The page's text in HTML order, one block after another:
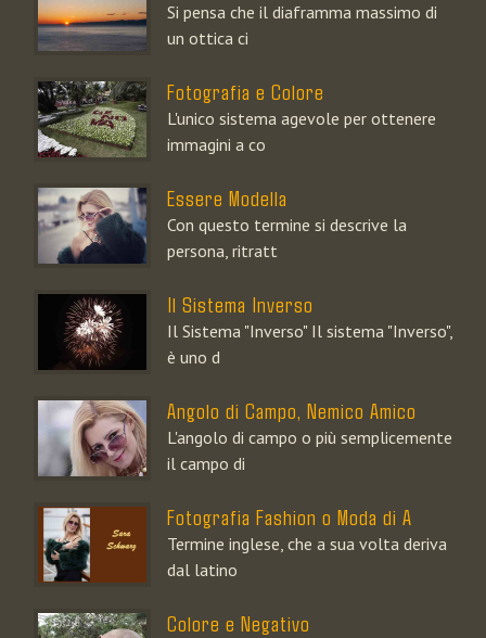
Si pensa che il diaframma massimo di
un ottica ci
Fotografia e Colore
L'unico sistema agevole per ottenere
immagini a co
Essere Modella
Con questo termine si descrive la
persona, ritratt
Il Sistema Inverso
Il Sistema "Inverso" Il sistema "Inverso",
è uno d
Angolo di Campo, Nemico Amico
L'angolo di campo o più semplicemente
il campo di
Fotografia Fashion o Moda di A
Termine inglese, che a sua volta deriva
dal latino
Colore e Negativo